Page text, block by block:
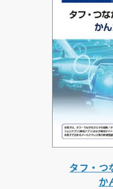
タフ・つ
か